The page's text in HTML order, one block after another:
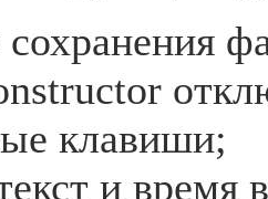
клавиши;
и время